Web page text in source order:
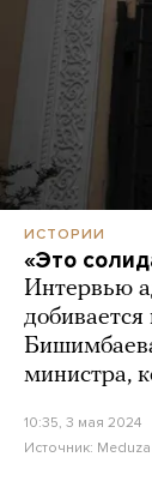
ИСТОРИИ
«Это
Интервью
министра,
10:35, 3 мая 2024
Источник: Meduza